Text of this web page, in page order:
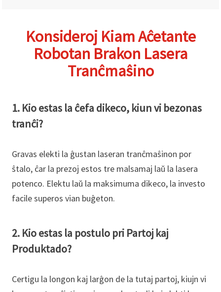
Konsideroj Kiam Aĉetante
Robotan Brakon Lasera
Tranĉmaŝino
1. Kio estas la ĉefa dikeco, kiun vi bezonas
tranĉi?
Gravas elekti la ĝustan laseran tranĉmaŝinon por
ŝtalo, ĉar la prezoj estos tre malsamaj laŭ la lasera
potenco. Elektu laŭ la maksimuma dikeco, la investo
facile superos vian buĝeton.
2. Kio estas la postulo pri Partoj kaj
Produktado?
Certigu la longon kaj larĝon de la tutaj partoj, kiujn vi